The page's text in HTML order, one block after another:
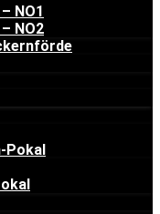
NO1
NO2
Pokal